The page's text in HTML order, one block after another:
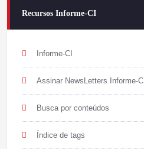
Recursos Informe-CI
Informe-CI
Assinar NewsLetters Informe-CI
Busca por conteúdos
Índice de tags